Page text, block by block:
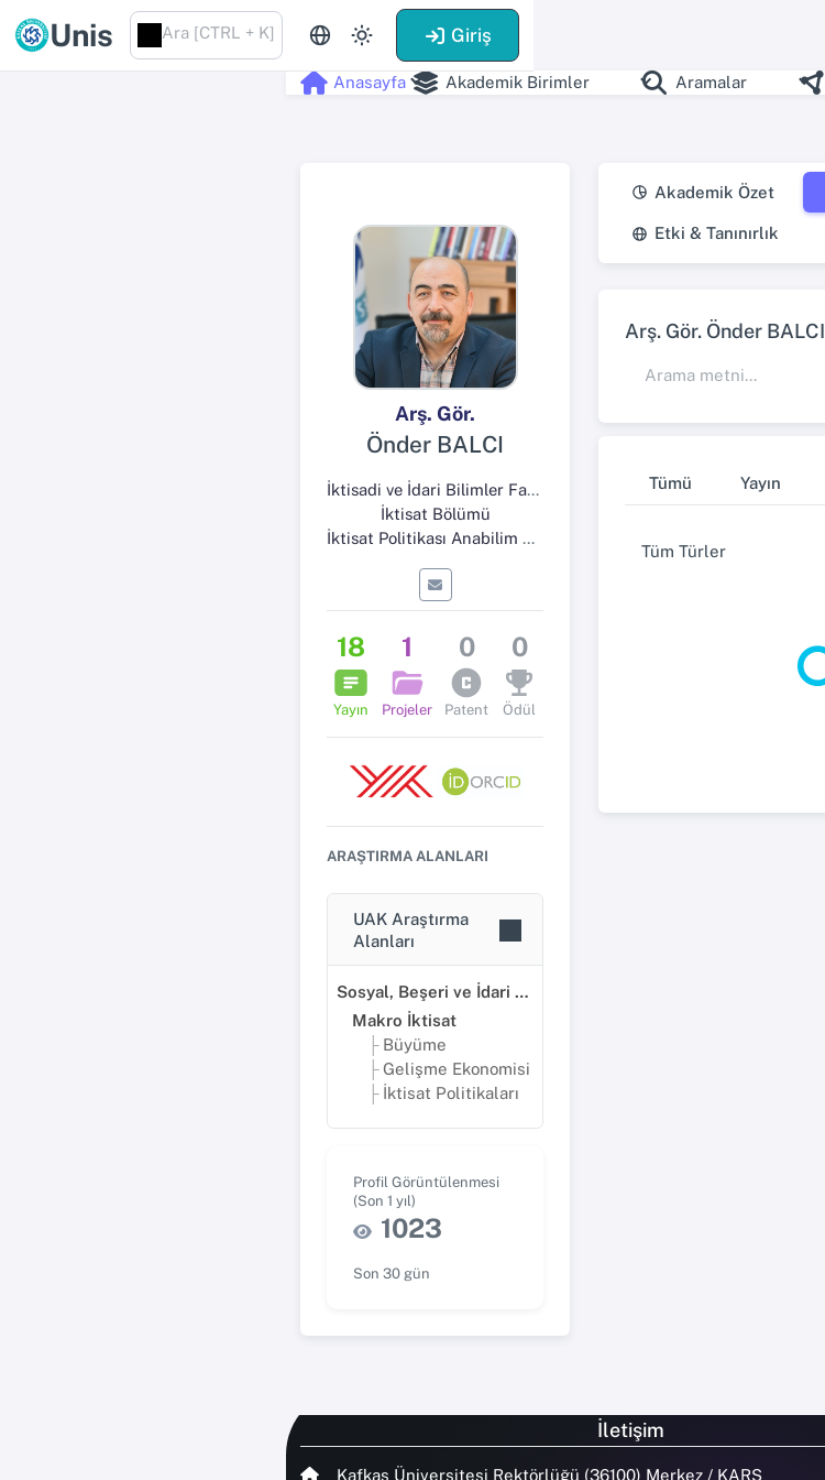
Unis Ara [CTRL + K] Giriş
Anasayfa Akademik Birimler Aramalar
Arş. Gör.
Önder BALCI
İktisadi ve İdari Bilimler Fakültesi
İktisat Bölümü
İktisat Politikası Anabilim Dalı
18
Yayın
1
Projeler
0
Patent
0
Ödül
ARAŞTIRMA ALANLARI
UAK Araştırma
Alanları
Sosyal, Beşeri ve İdari Bilimler
Makro İktisat
Büyüme
Gelişme Ekonomisi
İktisat Politikaları
Profil Görüntülenmesi
(Son 1 yıl)
1023
Son 30 gün
Akademik Özet
Etki & Tanınırlık
Arş. Gör. Önder
Tümü Yayın
Tüm Türler
İletişim
Kafkas Üniversitesi Rektörlüğü (36100) Merkez / KARS